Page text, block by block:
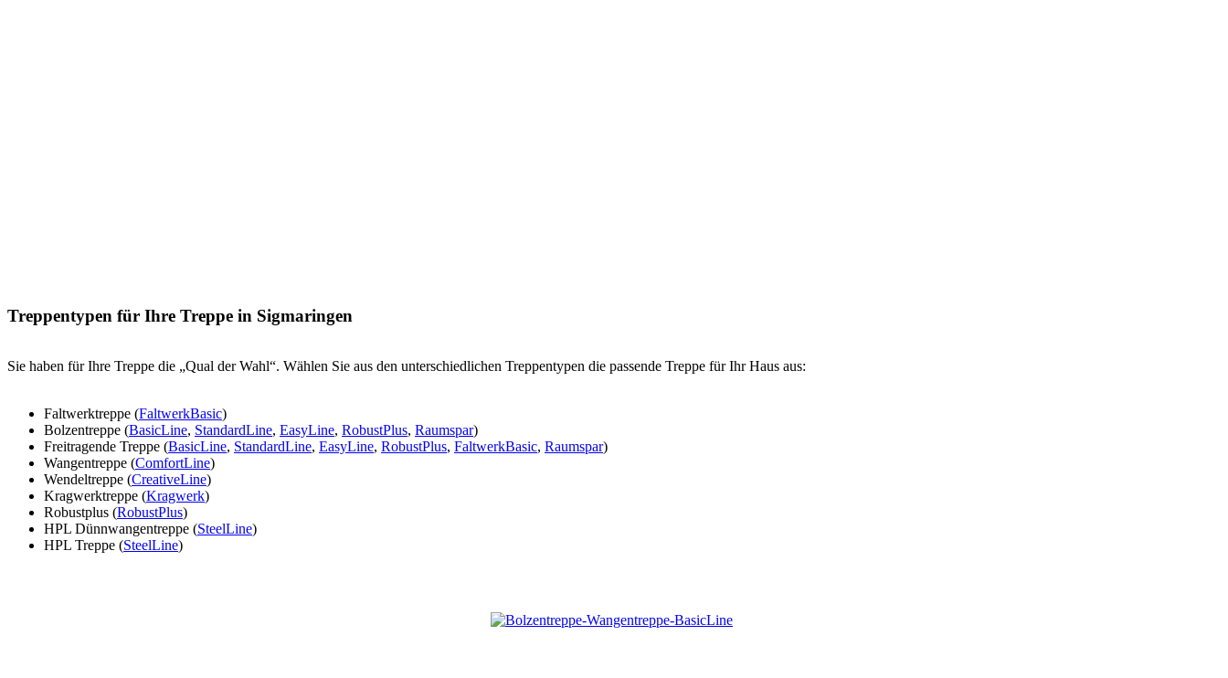
Treppentypen für Ihre Treppe in Sigmaringen
Sie haben für Ihre Treppe die „Qual der Wahl“. Wählen Sie aus den unterschiedlichen Treppentypen die passende Treppe für Ihr Haus aus:
Faltwerktreppe (FaltwerkBasic)
Bolzentreppe (BasicLine, StandardLine, EasyLine, RobustPlus, Raumspar)
Freitragende Treppe (BasicLine, StandardLine, EasyLine, RobustPlus, FaltwerkBasic, Raumspar)
Wangentreppe (ComfortLine)
Wendeltreppe (CreativeLine)
Kragwerktreppe (Kragwerk)
Robustplus (RobustPlus)
HPL Dünnwangentreppe (SteelLine)
HPL Treppe (SteelLine)